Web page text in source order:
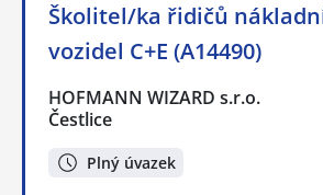
Školitel/ka řidičů
vozidel C+E (A14490)
HOFMANN WIZARD s.r.o.
Čestlice
Plný úvazek